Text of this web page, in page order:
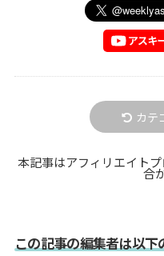
カテ
本記事はアフィリエイト
合
この記事の編集者は以